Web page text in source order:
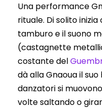
Una performance
rituale. Di solito
tamburo e il suono
(castagnette
costante del
dà alla Gnaoua il
danzatori si
volte saltando o